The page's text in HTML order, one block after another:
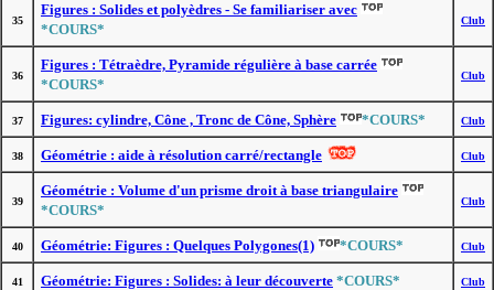
35
Figures : Solides et polyèdres - Se familiariser avec
*COURS*
Club
36
Figures : Tétraèdre, Pyramide régulière à base carrée
*COURS*
Club
37 Figures: cylindre, Cône , Tronc de Cône, Sphère *COURS* Club
38 Géométrie : aide à résolution carré/rectangle Club
39
Géométrie : Volume d'un prisme droit à base triangulaire
*COURS*
Club
40 Géométrie: Figures : Quelques Polygones(1) *COURS* Club
41 Géométrie: Figures : Solides: à leur découverte *COURS* Club